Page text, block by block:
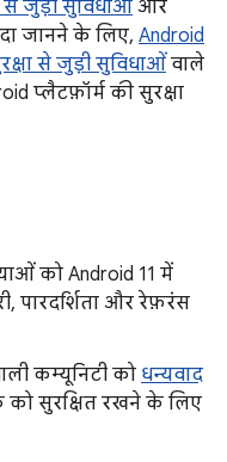
से जुड़ी सुविधाओं और
जानने के लिए, Android
से जुड़ी सुविधाओंवाले
प्लैटफ़ॉर्म की सुरक्षा
को Android 11 में
पारदर्शिता और रेफ़रंस
कम्यूनिटी को धन्यवाद
को सुरक्षित रखने के लिए